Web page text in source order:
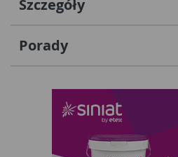
Szczegóły
Porady